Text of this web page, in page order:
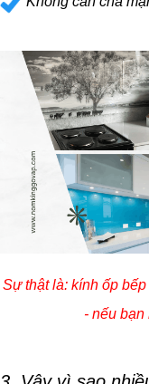
Sự thật là: kính ốp
- nếu bạn